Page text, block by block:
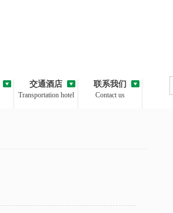
交通酒店
Transportation hotel
联系我们
Contact us